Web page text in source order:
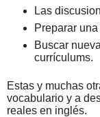
Las
Preparar
Buscar
currículums.
Estas y muchas
vocabulario y a
reales en inglés.